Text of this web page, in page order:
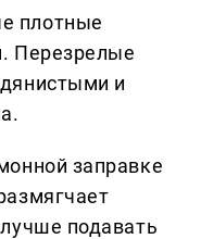
плотные
Перезрелые
и
заправке
подавать